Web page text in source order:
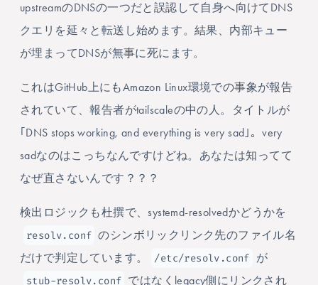
upstreamのDNSの一つだと誤認して自身へ向けてDNS
クエリを延々と転送し始めます。結果、内部キュー
が埋まってDNSが無事に死にます。
これはGitHub上にもAmazon Linux環境での事象が報告
されていて、報告者がtailscaleの中の人。タイトルが
｢DNS stops working, and everything is very sad｣。very
sadなのはこっちなんですけどね。あなたは知ってて
なぜ直さないんです？？？
検出ロジックも杜撰で、systemd-resolvedかどうかを
resolv.conf のシンボリックリンク先のファイル名
だけで判定しています。
/etc/resolv.conf が
stub-resolv.conf ではなくlegacy側にリンクされ